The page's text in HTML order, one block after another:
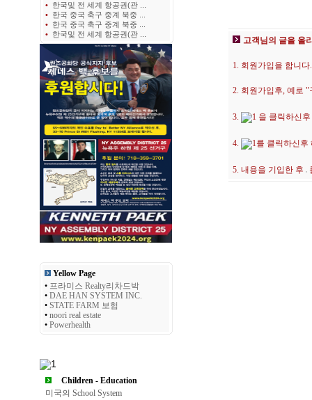
• 한국및 전 세계 항공권(관 ...
• 한국 중국 축구 중계 북중 ...
• 한국 중국 축구 중계 북중 ...
• 한국및 전 세계 항공권(관 ...
Yellow Page
• 프라미스 Realty리차드박
• DAE HAN SYSTEM INC.
• STATE FARM 보험
• noori real estate
• Powerhealth
Children - Education
미국의 School System
고객님의 글을 올
1. 회원가입을 합니다.
2. 회원가입후, 예로
3. 을 클릭하신
4. 를 클릭하신후
5. 내용을 기입한 후